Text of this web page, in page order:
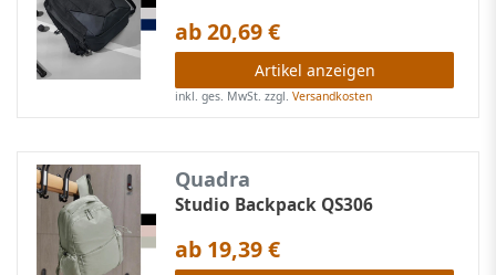
ab 20,69 €
Artikel anzeigen
inkl. ges. MwSt. zzgl.Versandkosten
Quadra
Studio Backpack QS306
ab 19,39 €